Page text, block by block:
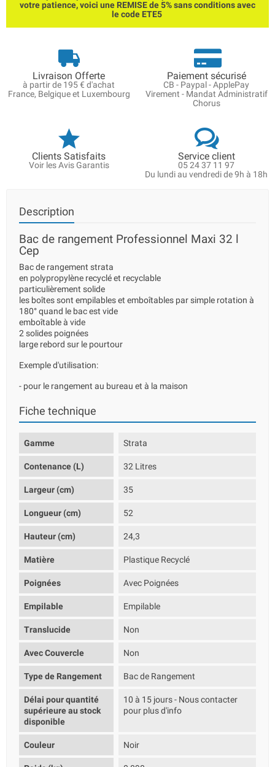
votre patience, voici une REMISE de 5% sans conditions avec
le code ETE5
Livraison Offerte
à partir de 195 € d'achat
France, Belgique et Luxembourg
Paiement sécurisé
CB - Paypal - ApplePay
Virement - Mandat Administratif
Chorus
Clients Satisfaits
Voir les Avis Garantis
Service client
05 24 37 11 97
Du lundi au vendredi de 9h à 18h
Description
Bac de rangement Professionnel Maxi 32 l
Cep
Bac de rangement strata
en polypropylène recyclé et recyclable
particulièrement solide
les boîtes sont empilables et emboîtables par simple rotation à
180° quand le bac est vide
emboîtable à vide
2 solides poignées
large rebord sur le pourtour
Exemple d'utilisation:
- pour le rangement au bureau et à la maison
Fiche technique
Gamme Strata
Contenance (L) 32 Litres
Largeur (cm) 35
Longueur (cm) 52
Hauteur (cm) 24,3
Matière Plastique Recyclé
Poignées Avec Poignées
Empilable Empilable
Translucide Non
Avec Couvercle Non
Type de Rangement Bac de Rangement
Délai pour quantité
supérieure au stock
disponible
10 à 15 jours - Nous contacter
pour plus d'info
Couleur Noir